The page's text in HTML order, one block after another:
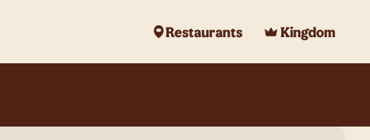
Restaurants
Kingdom